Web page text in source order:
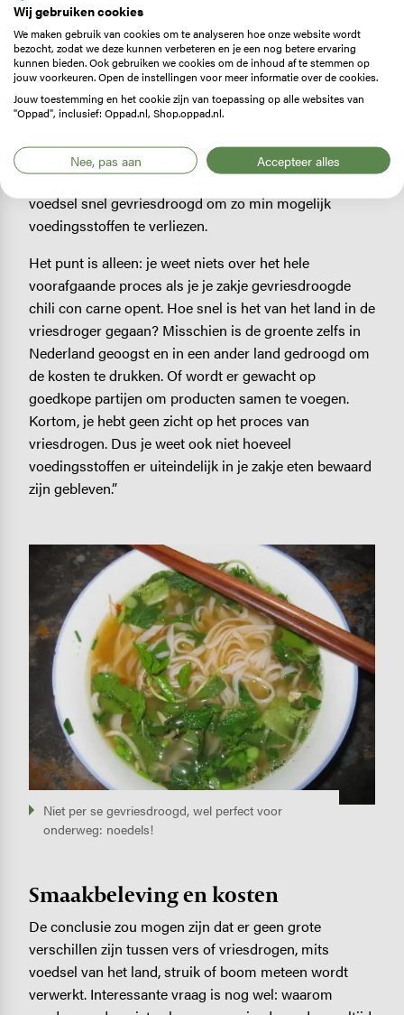
stelt dat de meeste voedingsstoffen in gevriesdroogde
maaltijden behouden blijven. ‘Vezels en mineralen
blijven vrijwel allemaal bewaard. Voor vitamine C is dat
zo’n 90%, maar aan vitamine A gaat wel zo’n 30 tot 40
procent verloren ten opzichte van vers voedsel dat
voedingsstoffen ook in verse producten snel
teruglopen naarmate ze langer liggen. Daarom wordt
voedsel snel gevriesdroogd om zo min mogelijk
voedingsstoffen te verliezen.
Het punt is alleen: je weet niets over het hele
voorafgaande proces als je je zakje gevriesdroogde
chili con carne opent. Hoe snel is het van het land in de
vriesdroger gegaan? Misschien is de groente zelfs in
Nederland geoogst en in een ander land gedroogd om
de kosten te drukken. Of wordt er gewacht op
goedkope partijen om producten samen te voegen.
Kortom, je hebt geen zicht op het proces van
vriesdrogen. Dus je weet ook niet hoeveel
voedingsstoffen er uiteindelijk in je zakje eten bewaard
zijn gebleven.”
Image
Niet per se gevriesdroogd, wel perfect voor
onderweg: noedels!
Smaakbeleving en kosten
De conclusie zou mogen zijn dat er geen grote
verschillen zijn tussen vers of vriesdrogen, mits
voedsel van het land, struik of boom meteen wordt
verwerkt. Interessante vraag is nog wel: waarom
Wij gebruiken cookies
We maken gebruik van cookies om te analyseren hoe onze website wordt
bezocht, zodat we deze kunnen verbeteren en je een nog betere ervaring
kunnen bieden. Ook gebruiken we cookies om de inhoud af te stemmen op
jouw voorkeuren. Open de instellingen voor meer informatie over de cookies.
Jouw toestemming en het cookie zijn van toepassing op alle websites van
"Oppad", inclusief: Oppad.nl, Shop.oppad.nl.
Nee, pas aan Accepteer alles